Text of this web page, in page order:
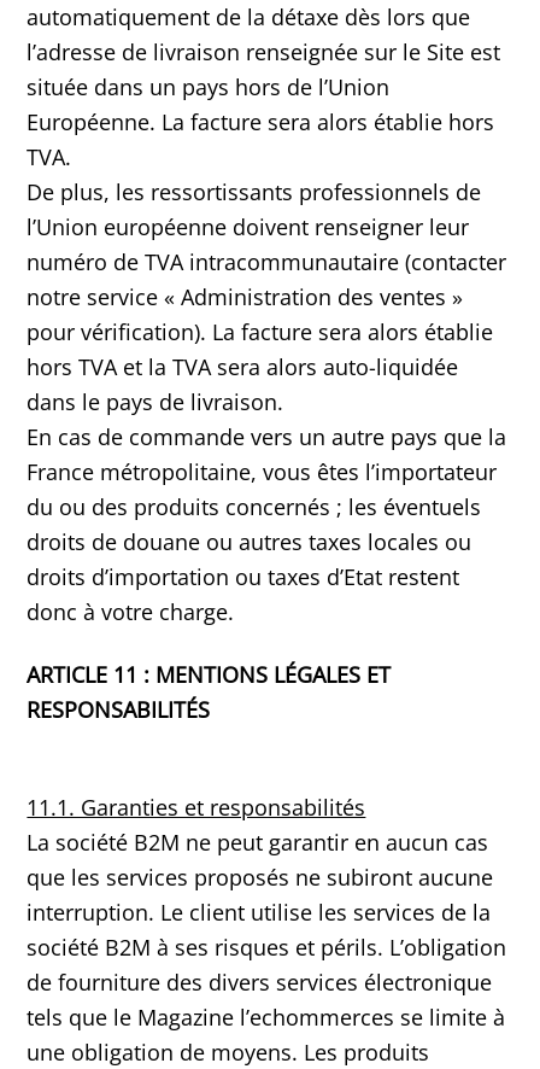
automatiquement de la détaxe dès lors que
l’adresse de livraison renseignée sur le Site est
située dans un pays hors de l’Union
Européenne. La facture sera alors établie hors
TVA.
De plus, les ressortissants professionnels de
l’Union européenne doivent renseigner leur
numéro de TVA intracommunautaire (contacter
notre service « Administration des ventes »
pour vérification). La facture sera alors établie
hors TVA et la TVA sera alors auto-liquidée
dans le pays de livraison.
En cas de commande vers un autre pays que la
France métropolitaine, vous êtes l’importateur
du ou des produits concernés ; les éventuels
droits de douane ou autres taxes locales ou
droits d’importation ou taxes d’Etat restent
donc à votre charge.
ARTICLE 11 : MENTIONS LÉGALES ET
RESPONSABILITÉS
11.1. Garanties et responsabilités
La société B2M ne peut garantir en aucun cas
que les services proposés ne subiront aucune
interruption. Le client utilise les services de la
société B2M à ses risques et périls. L’obligation
de fourniture des divers services électronique
tels que le Magazine l’echommerces se limite à
une obligation de moyens. Les produits